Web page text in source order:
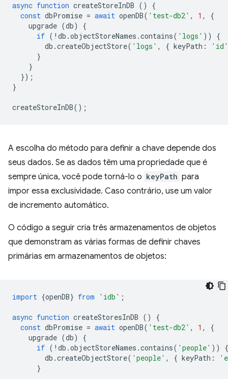
async function createStoreInDB ()
{
const dbPromise = await openDB( 'test-db2' , 1 ,
{
upgrade (db)
{
if ( ! db .objectStoreNames .contains( 'logs' ))
{
db .createObjectStore( 'logs' , { keyPath :
'id'
}
}
});
}
createStoreInDB();
A escolha do método para definir a chave depende dos
seus dados. Se as dados têm uma propriedade que é
sempre única, você pode torná-lo o keyPath para
impor essa exclusividade. Caso contrário, use um valor
de incremento automático.
O código a seguir cria três armazenamentos de objetos
que demonstram as várias formas de definir chaves
primárias em armazenamentos de objetos:
import {openDB} from 'idb' ;
async function createStoresInDB ()
{
const dbPromise = await openDB( 'test-db2' , 1 ,
{
upgrade (db)
{
if ( ! db .objectStoreNames .contains( 'people' ))
{
db .createObjectStore( 'people' , { keyPath :
}